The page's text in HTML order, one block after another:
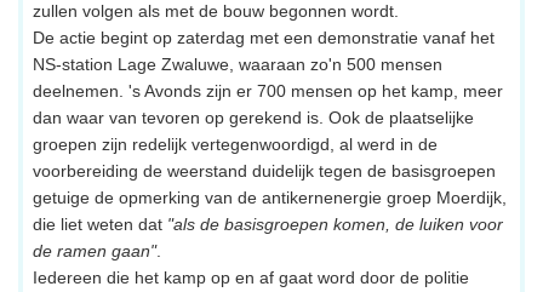
zullen volgen als met de bouw begonnen wordt.
De actie begint op zaterdag met een demonstratie vanaf het
NS-station Lage Zwaluwe, waaraan zo'n 500 mensen
deelnemen. 's Avonds zijn er 700 mensen op het kamp, meer
dan waar van tevoren op gerekend is. Ook de plaatselijke
groepen zijn redelijk vertegenwoordigd, al werd in de
voorbereiding de weerstand duidelijk tegen de basisgroepen
getuige de opmerking van de antikernenergie groep Moerdijk,
die liet weten dat "als de basisgroepen komen, de luiken voor
de ramen gaan".
Iedereen die het kamp op en af gaat word door de politie